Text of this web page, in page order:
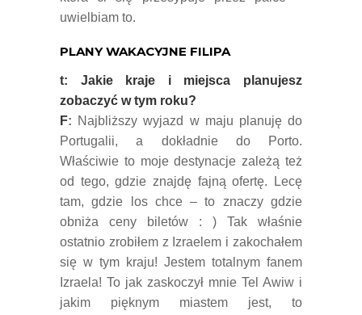
uwielbiam to.
PLANY WAKACYJNE FILIPA
t: Jakie kraje i miejsca planujesz
zobaczyć w tym roku?
F: Najbliższy wyjazd w maju planuję do
Portugalii, a dokładnie do Porto.
Właściwie to moje destynacje zależą też
od tego, gdzie znajdę fajną ofertę. Lecę
tam, gdzie los chce – to znaczy gdzie
obniża ceny biletów : ) Tak właśnie
ostatnio zrobiłem z Izraelem i zakochałem
się w tym kraju! Jestem totalnym fanem
Izraela! To jak zaskoczył mnie Tel Awiw i
jakim pięknym miastem jest, to